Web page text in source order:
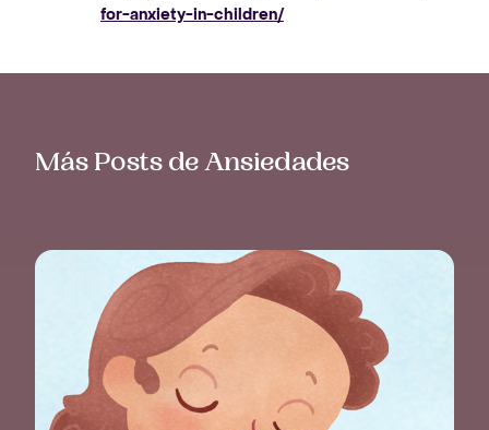
for-anxiety-in-children/
Más Posts de Ansiedades